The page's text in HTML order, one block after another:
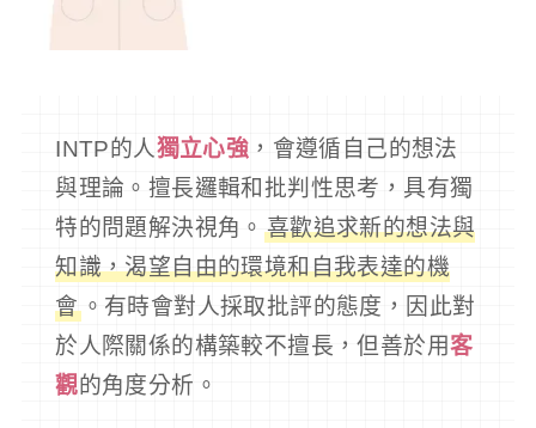
INTP的人獨立心強 ，會遵循自己的想法
與理論。擅長邏輯和批判性思考，具有獨
特的問題解決視角。 喜歡追求新的想法與
知識，渴望自由的環境和自我表達的機
會。有時會對人採取批評的態度，因此對
於人際關係的構築較不擅長，但善於用客
觀的角度分析。